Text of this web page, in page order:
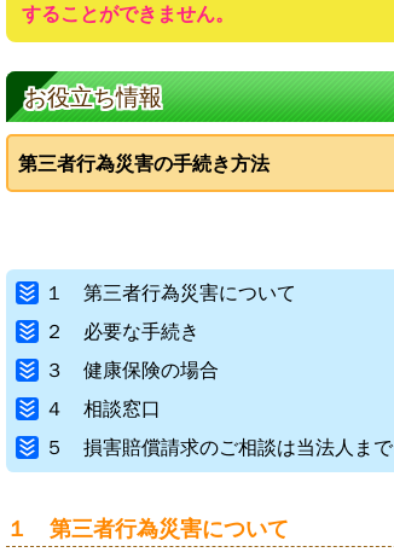
することができません。
お役立ち情報
第三者行為災害の手続き方法
１ 第三者行為災害について
２ 必要な手続き
３ 健康保険の場合
４ 相談窓口
５ 損害賠償請求のご相談は当法人まで
１ 第三者行為災害について